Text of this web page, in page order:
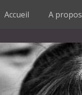
Accueil A propos